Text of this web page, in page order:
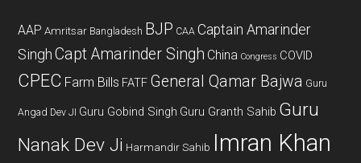
AAP Amritsar Bangladesh BJP CAA Captain Amarinder
Singh Capt Amarinder Singh China Congress COVID
CPEC Farm Bills FATF General Qamar Bajwa Guru
Angad Dev JI Guru Gobind Singh Guru Granth Sahib Guru
Nanak Dev Ji Harmandir Sahib Imran Khan